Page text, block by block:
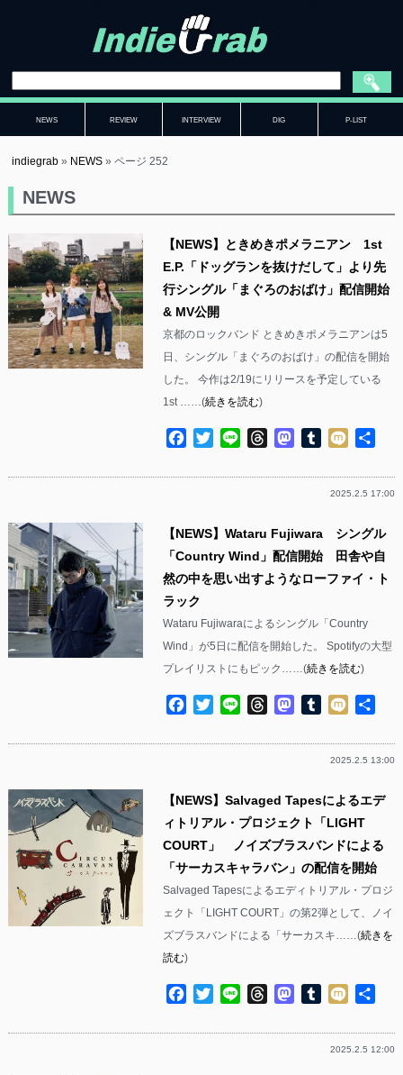
NEWS REVIEW INTERVIEW DIG P-LIST
indiegrab » NEWS »ページ 252
NEWS
【NEWS】ときめきポメラニアン 1st
E.P.「ドッグランを抜けだして」より先
行シングル「まぐろのおばけ」配信開始
& MV公開
京都のロックバンド ときめきポメラニアンは5
日、シングル「まぐろのおばけ」の配信を開始
した。 今作は2/19にリリースを予定している
1st ……(続きを読む)
Facebook
TwitterLine ThreadsMastodon
Tumblr
Mixi
2025.2.5 17:00
【NEWS】Wataru Fujiwara シングル
「Country Wind」配信開始 田舎や自
然の中を思い出すようなローファイ・ト
ラック
Wataru Fujiwaraによるシングル「Country
Wind」が5日に配信を開始した。 Spotifyの大型
プレイリストにもピック……(続きを読む)
Facebook
TwitterLine ThreadsMastodon
Tumblr
Mixi
2025.2.5 13:00
【NEWS】Salvaged Tapesによるエデ
ィトリアル・プロジェクト「LIGHT
COURT」 ノイズブラスバンドによる
「サーカスキャラバン」の配信を開始
Salvaged Tapesによるエディトリアル・プロジ
ェクト「LIGHT COURT」の第2弾として、ノイ
ズブラスバンドによる「サーカスキ……(続きを
読む)
Facebook
TwitterLine ThreadsMastodon
Tumblr
Mixi
2025.2.5 12:00